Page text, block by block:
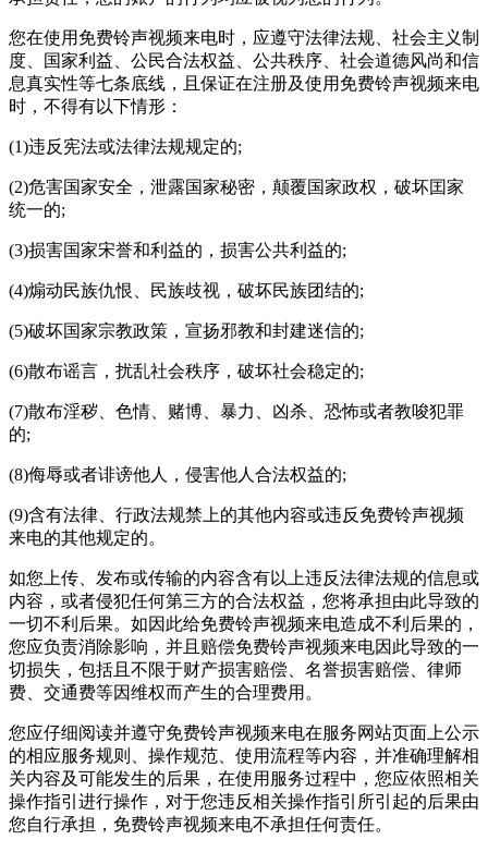
您在使用 免费铃声视频来电时，应遵守法律法规、社会主义制
度、国家利益、公民合法权益、公共秩序、社会道德风尚和信
息真实性等七条底线，且保证在注册及使用 免费铃声视频来电
时，不得有以下情形：
(1)违反宪法或法律法规规定的;
(2)危害国家安全，泄露国家秘密，颠覆国家政权，破坏囯家
统一的;
(3)损害国家宋誉和利益的，损害公共利益的;
(4)煽动民族仇恨、民族歧视，破坏民族团结的;
(5)破坏国家宗教政策，宣扬邪教和封建迷信的;
(6)散布谣言，扰乱社会秩序，破坏社会稳定的;
(7)散布淫秽、色情、赌博、暴力、凶杀、恐怖或者教唆犯罪
的;
(8)侮辱或者诽谤他人，侵害他人合法权益的;
(9)含有法律、行政法规禁上的其他内容或违反 免费铃声视频
来电的其他规定的。
如您上传、发布或传输的内容含有以上违反法律法规的信息或
内容，或者侵犯任何第三方的合法权益，您将承担由此导致的
一切不利后果。如因此给免费铃声视频来电造成不利后果的，
您应负责消除影响，并且赔偿免费铃声视频来电因此导致的一
切损失，包括且不限于财产损害赔偿、名誉损害赔偿、律师
费、交通费等因维权而产生的合理费用。
您应仔细阅读并遵守免费铃声视频来电在服务网站页面上公示
的相应服务规则、操作规范、使用流程等内容，并准确理解相
关内容及可能发生的后果，在使用服务过程中，您应依照相关
操作指引进行操作，对于您违反相关操作指引所引起的后果由
您自行承担， 免费铃声视频来电不承担任何责任。